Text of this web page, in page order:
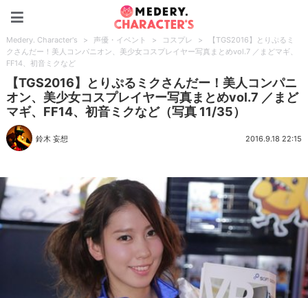
Medery. Character's > 声優・イベント > コスプレ >
【TGS2016】とりぷるミ
クさんだー！美人コンパニオン、美少女コスプレイヤー写真まとめvol.7 ／まどマギ、
FF14、初音ミクなど
【TGS2016】とりぷるミクさんだー！美人コンパニ
オン、美少女コスプレイヤー写真まとめvol.7 ／まど
マギ、FF14、初音ミクなど（写真 11/35）
鈴木 妄想 2016.9.18 22:15